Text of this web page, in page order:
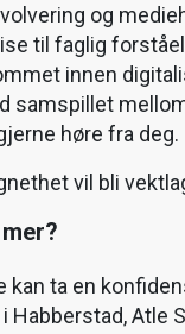
og
til faglig
innen
samspillet
høre fra deg.
vil bli
kan ta en
Habberstad, Atle